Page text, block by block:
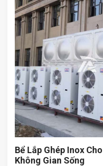
Bể Lắp Ghép Inox
Không Gian Sống